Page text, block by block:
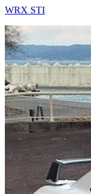
WRX STI